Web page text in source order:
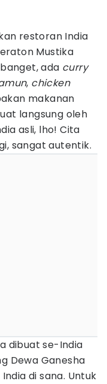
restoran India
Mustika
ada curry
, chicken
makanan
langsung oleh
asli, lho! Cita
sangat autentik.
dibuat se-India
Dewa Ganesha
di sana. Untuk